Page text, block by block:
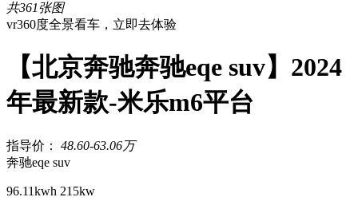
共361张图
vr360度全景看车，立即去体验
【北京奔驰奔驰eqe suv】2024
年最新款-米乐m6平台
指导价： 48.60-63.06万
奔驰eqe suv
96.11kwh 215kw